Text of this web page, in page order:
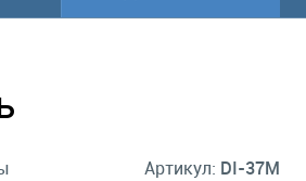
Артикул: DI-37M